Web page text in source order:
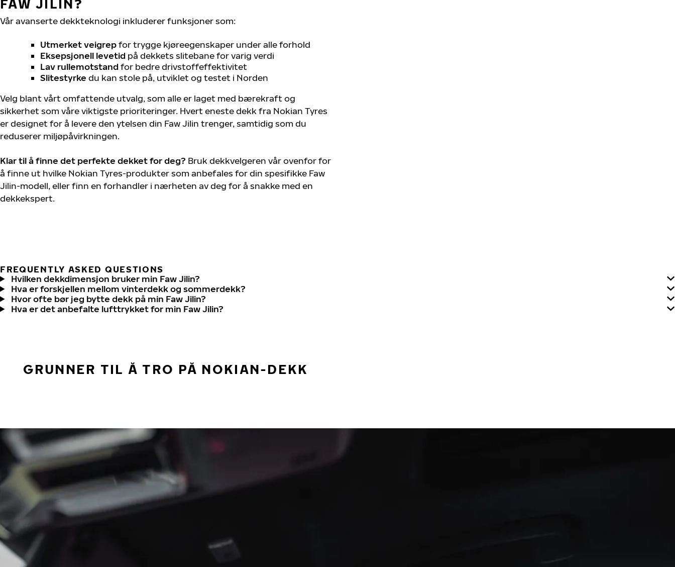
FAW JILIN?
Vår avanserte dekkteknologi inkluderer funksjoner som:
Utmerket veigrepfor trygge kjøreegenskaper under alle forhold
Eksepsjonell levetid på dekkets slitebane for varig verdi
Lav rullemotstand for bedre drivstoffeffektivitet
Slitestyrke du kan stole på, utviklet og testet i Norden
Velg blant vårt omfattende utvalg, som alle er laget med bærekraft og
sikkerhet som våre viktigste prioriteringer. Hvert eneste dekk fra Nokian Tyres
er designet for å levere den ytelsen din Faw Jilin trenger, samtidig som du
reduserer miljøpåvirkningen.
Klar til å finne det perfekte dekket for deg? Bruk dekkvelgeren vår ovenfor for
å finne ut hvilke Nokian Tyres-produkter som anbefales for din spesifikke Faw
Jilin-modell, eller finn en forhandler i nærheten av deg for å snakke med en
dekkekspert.
FREQUENTLY ASKED QUESTIONS
Hvilken dekkdimensjon bruker min Faw Jilin?
Hva er forskjellen mellom vinterdekk og sommerdekk?
Hvor ofte bør jeg bytte dekk på min Faw Jilin?
Hva er det anbefalte lufttrykket for min Faw Jilin?
GRUNNER TIL Å TRO PÅ NOKIAN-DEKK